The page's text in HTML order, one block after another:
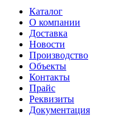
Каталог
О компании
Доставка
Новости
Производство
Объекты
Контакты
Прайс
Реквизиты
Документация